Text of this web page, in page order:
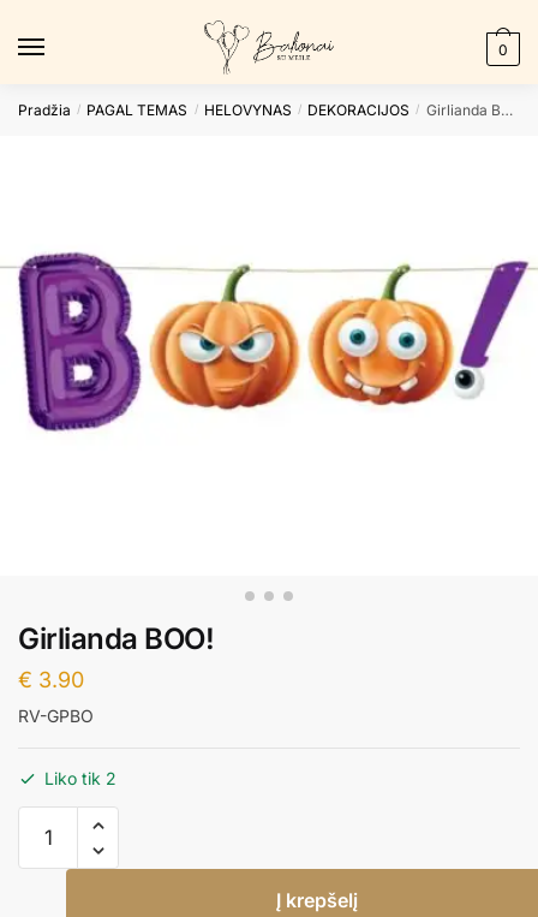
0
Pradžia / PAGAL TEMAS / HELOVYNAS / DEKORACIJOS / Girlianda BOO!
Girlianda BOO!
€ 3.90
RV-GPBO
Liko tik 2
kiekis:
Girlianda
Į krepšelį